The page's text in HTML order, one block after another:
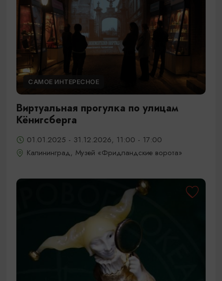
САМОЕ ИНТЕРЕСНОЕ
Виртуальная прогулка по улицам
Кёнигсберга
01.01.2025 - 31.12.2026, 11:00 - 17:00
Калининград, Музей «Фридландские ворота»